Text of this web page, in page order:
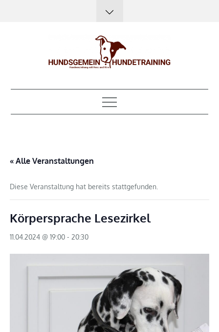
Hundsgemein?
Hundetraining
« Alle Veranstaltungen
Diese Veranstaltung hat bereits stattgefunden.
Körpersprache Lesezirkel
11.04.2024 @ 19:00 - 20:30